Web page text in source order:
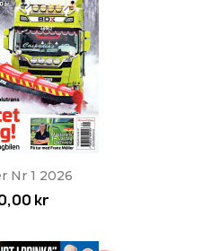
Nr 1 2026
kr